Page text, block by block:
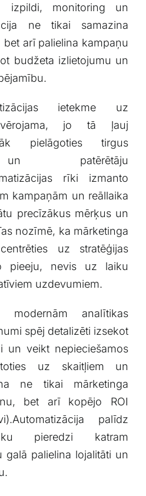
izpildi, monitoring un
ne tikai‍ samazina
arī palielina kampaņu
budžeta izlietojumu ​un
ietekme uz
jo tā ļauj⁤
pielāgoties tirgus
patērētāju
rīki izmanto‍
kampaņām‍ un reāllaika
precīzākus ⁢mērķus un
nozīmē, ka mārketinga
uz stratēģijas⁣
pieeju, nevis uz ⁢laiku
uzdevumiem.
modernām⁢ analītikas
spēj detalizēti izsekot
un veikt nepieciešamos
uz skaitļiem ⁢un⁢
‌ne ⁤tikai mārketinga
bet⁣ arī kopējo ROI
⁣palīdz
‍pieredzi katram
galā⁢ palielina lojalitāti un